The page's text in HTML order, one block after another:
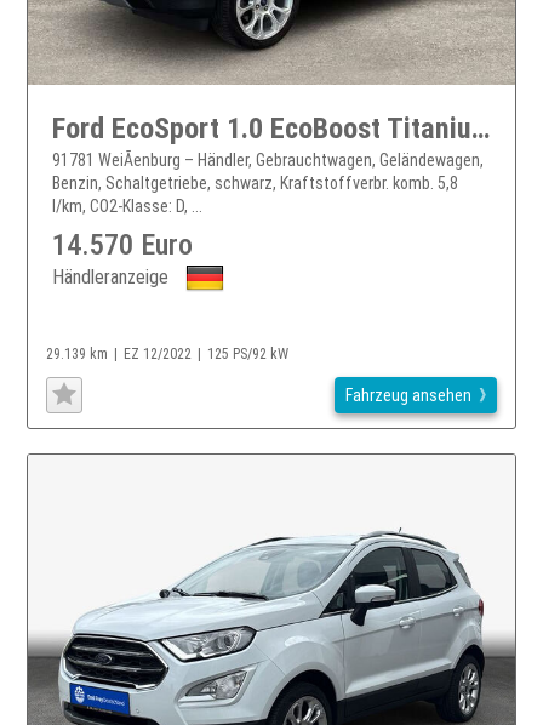
Ford EcoSport 1.0 EcoBoost Titanium LED Shz Klima Tempomat
91781 WeiÃenburg – Händler, Gebrauchtwagen, Geländewagen,
Benzin, Schaltgetriebe, schwarz, Kraftstoffverbr. komb. 5,8
l/km, CO2-Klasse: D, ...
14.570 Euro
Händleranzeige
29.139 km EZ 12/2022 125 PS/92 kW
Fahrzeug ansehen